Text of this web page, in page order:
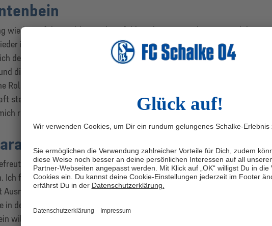
wieder auf dem Feld zu stehen, fühlt sich gut an und tut mir und den
in den Rhythmus zu finden. Ich hoffe, dass jetzt alles im grünen
der Mannschaft in den übrigen Partien noch helfen kann. Denn auch
die Stammelf aktuell passen, kann und will ich meinen Beitrag leisten.
Rolle, ob man von Beginn an auf dem Platz steht oder eingewechselt
steht im Vordergrund. Aber der Trainer weiß, dass ich immer 100
reinhaue.
heute wieder über eine längere Distanz auf dem Platz zu stehen
Ich finde, wir haben eine gute erste Halbzeit gespielt und waren auch
der entscheidenden zwei Minuten gut im Spiel. Ich selbst
in der Anfangsphase gemeinsam mit Christian Gomis die Führung auf
wilder Moment, in dem der Keeper aber auch stark pariert hat. Ich